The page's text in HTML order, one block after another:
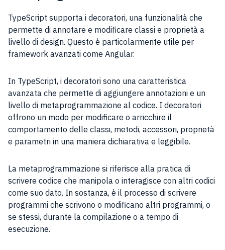
TypeScript supporta i decoratori, una funzionalità che
permette di annotare e modificare classi e proprietà a
livello di design. Questo è particolarmente utile per
framework avanzati come Angular.
In TypeScript, i decoratori sono una caratteristica
avanzata che permette di aggiungere annotazioni e un
livello di metaprogrammazione al codice. I decoratori
offrono un modo per modificare o arricchire il
comportamento delle classi, metodi, accessori, proprietà
e parametri in una maniera dichiarativa e leggibile.
La metaprogrammazione si riferisce alla pratica di
scrivere codice che manipola o interagisce con altri codici
come suo dato. In sostanza, è il processo di scrivere
programmi che scrivono o modificano altri programmi, o
se stessi, durante la compilazione o a tempo di
esecuzione.